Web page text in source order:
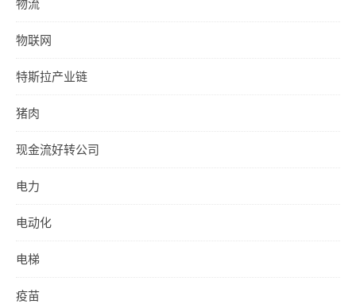
物流
物联网
特斯拉产业链
猪肉
现金流好转公司
电力
电动化
电梯
疫苗